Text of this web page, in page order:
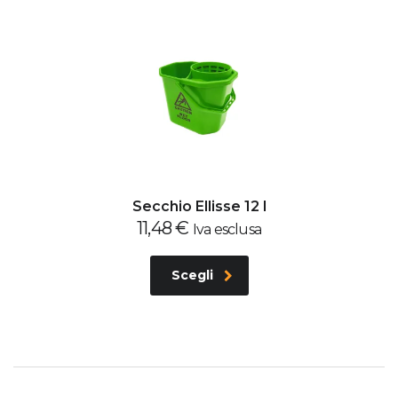
Secchio Ellisse 12 l
11,48€ Iva esclusa
Scegli